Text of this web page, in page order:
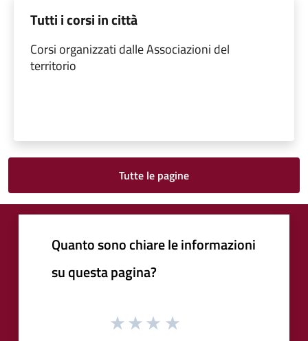
Tutti i corsi in città
Corsi organizzati dalle Associazioni del
territorio
Tutte le pagine
Quanto sono chiare le informazioni
su questa pagina?